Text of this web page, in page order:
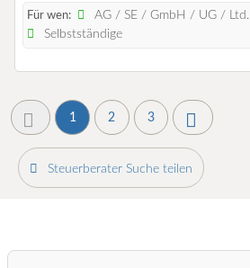
Für wen: AG / SE / GmbH / UG / Ltd.
Selbstständige
1 2 3
Steuerberater Suche teilen